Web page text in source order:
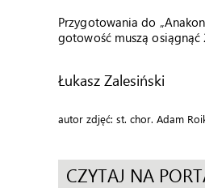
Przygotowania do
gotowość muszą
Łukasz Zalesiński
autor zdjęć: st. chor. Adam
CZYTAJ NA